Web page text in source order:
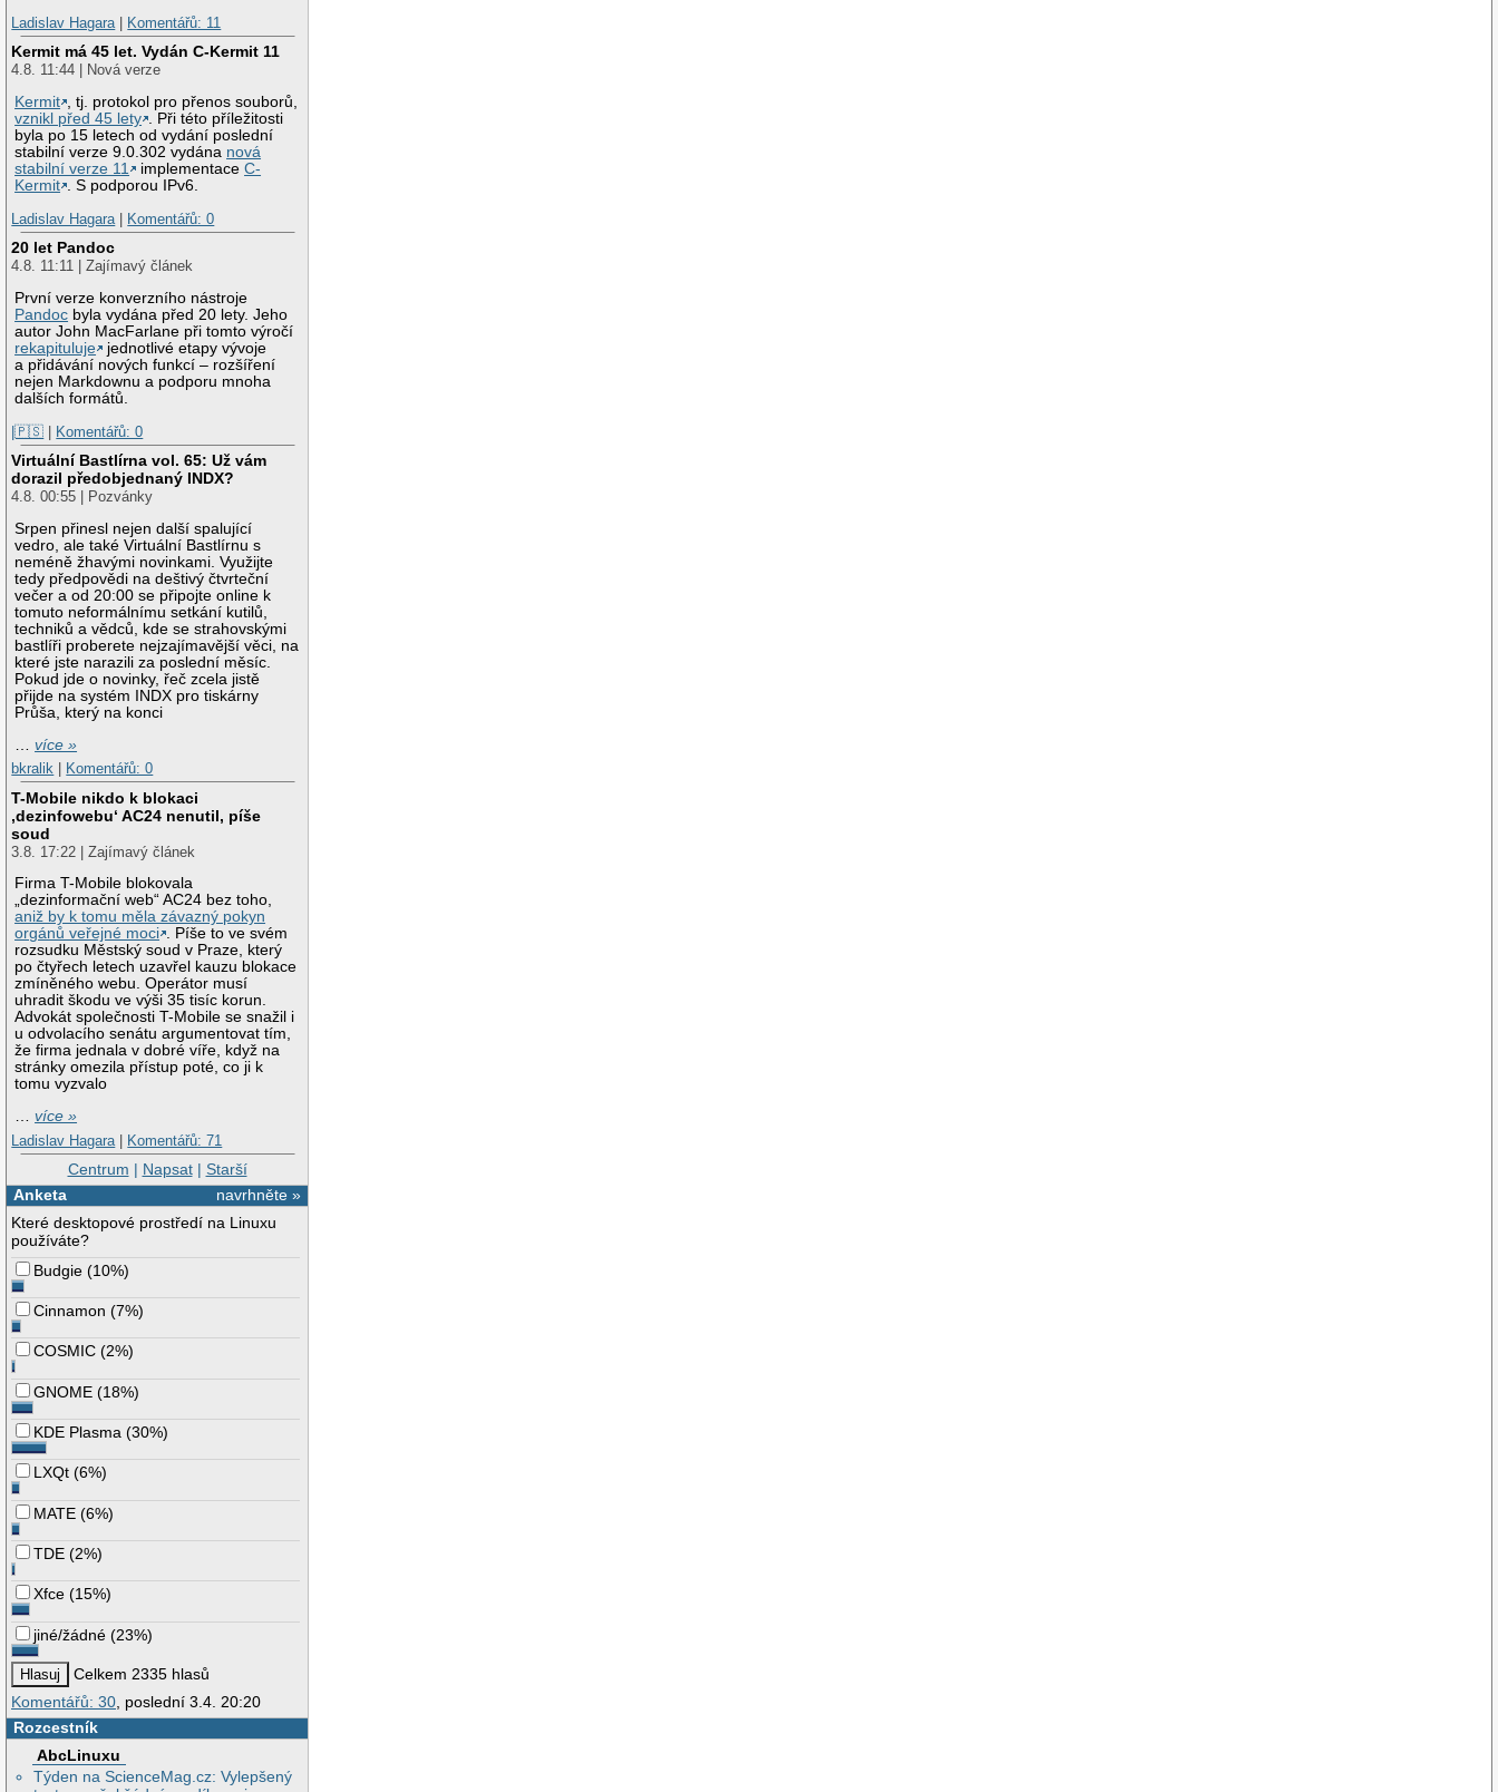
Ladislav Hagara | Komentářů: 11
Kermit má 45 let. Vydán C-Kermit 11
4.8. 11:44 | Nová verze
Kermit , tj. protokol pro přenos souborů,
vznikl před 45 lety . Při této příležitosti
byla po 15 letech od vydání poslední
stabilní verze 9.0.302 vydána nová
stabilní verze 11
implementaceC-
Kermit . S podporou IPv6.
Ladislav Hagara | Komentářů: 0
20 let Pandoc
4.8. 11:11 | Zajímavý článek
První verze konverzního nástroje
Pandoc byla vydána před 20 lety. Jeho
autor John MacFarlane při tomto výročí
rekapituluje
jednotlivé etapy vývoje
a přidávání nových funkcí – rozšíření
nejen Markdownu a podporu mnoha
dalších formátů.
|🇵🇸 | Komentářů: 0
Virtuální Bastlírna vol. 65: Už vám
dorazil předobjednaný INDX?
4.8. 00:55 | Pozvánky
Srpen přinesl nejen další spalující
vedro, ale také Virtuální Bastlírnu s
neméně žhavými novinkami. Využijte
tedy předpovědi na deštivý čtvrteční
večer a od 20:00 se připojte online k
tomuto neformálnímu setkání kutilů,
techniků a vědců, kde se strahovskými
bastlíři proberete nejzajímavější věci, na
které jste narazili za poslední měsíc.
Pokud jde o novinky, řeč zcela jistě
přijde na systém INDX pro tiskárny
Průša, který na konci
…více »
bkralik
Komentářů: 0
T-Mobile nikdo k blokaci
‚dezinfowebu‘ AC24 nenutil, píše
soud
3.8. 17:22 | Zajímavý článek
Firma T-Mobile blokovala
„dezinformační web“ AC24 bez toho,
aniž by k tomu měla závazný pokyn
orgánů veřejné moci . Píše to ve svém
rozsudku Městský soud v Praze, který
po čtyřech letech uzavřel kauzu blokace
zmíněného webu. Operátor musí
uhradit škodu ve výši 35 tisíc korun.
Advokát společnosti T-Mobile se snažil i
u odvolacího senátu argumentovat tím,
že firma jednala v dobré víře, když na
stránky omezila přístup poté, co ji k
tomu vyzvalo
…více »
Ladislav Hagara | Komentářů: 71
Centrum | Napsat| Starší
navrhněte »
Anketa
Které desktopové prostředí na Linuxu
používáte?
Budgie (10%)
Cinnamon (7%)
COSMIC (2%)
GNOME (18%)
KDE Plasma (30%)
LXQt (6%)
MATE (6%)
TDE (2%)
Xfce (15%)
jiné/žádné (23%)
Celkem 2335 hlasů
Komentářů: 30, poslední 3.4. 20:20
Rozcestník
AbcLinuxu
Týden na ScienceMag.cz: Vylepšený